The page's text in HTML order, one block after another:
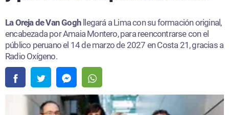
La Oreja de Van Gogh llegará a Lima con su formación original,
encabezada por Amaia Montero, para reencontrarse con el
público peruano el 14 de marzo de 2027 en Costa 21, gracias a
Radio Oxígeno.